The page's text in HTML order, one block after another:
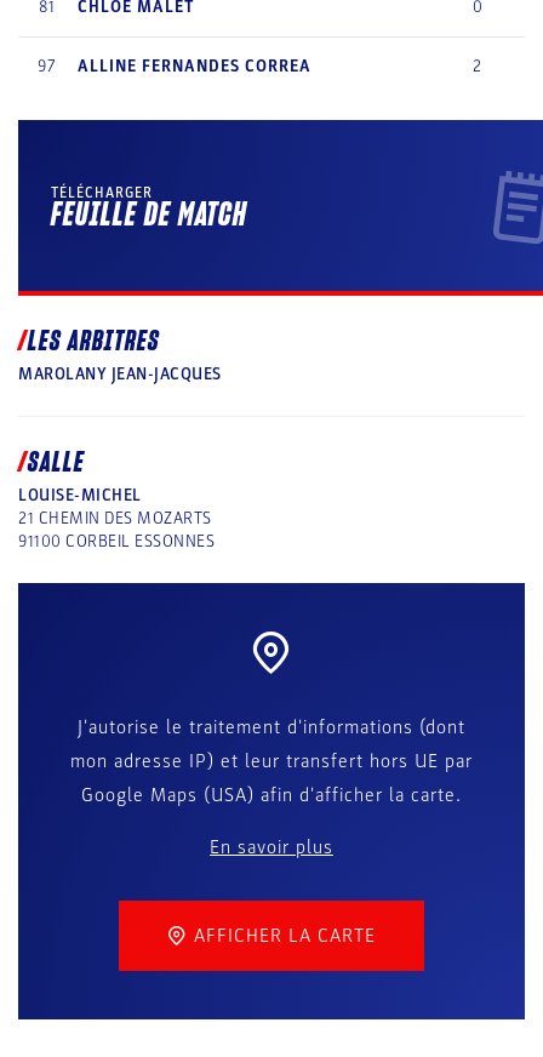
81 CHLOE MALET 0
97 ALLINE FERNANDES CORREA 2
TÉLÉCHARGER
FEUILLE DE MATCH
LES ARBITRES
MAROLANY JEAN-JACQUES
SALLE
LOUISE-MICHEL
21 CHEMIN DES MOZARTS
91100 CORBEIL ESSONNES
J'autorise le traitement d'informations (dont
mon adresse IP) et leur transfert hors UE par
Google Maps (USA) afin d'afficher la carte.
En savoir plus
AFFICHER LA CARTE